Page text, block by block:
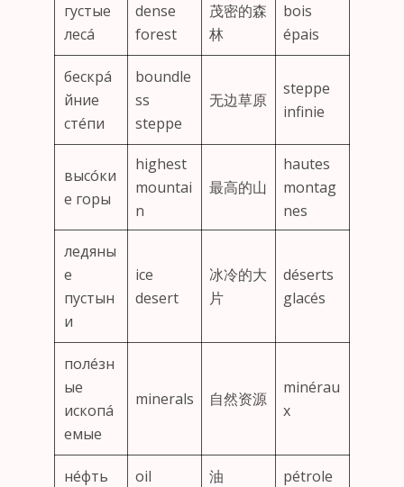
густые
лесá
dense
forest
茂密的森
林
bois
épais
бескрá
йние
стéпи
boundle
ss
steppe
无边草原
steppe
infinie
высóки
е горы
highest
mountai
n
最高的山
hautes
montag
nes
ледяны
е
пустын
и
ice
desert
冰冷的大
片
déserts
glacés
полéзн
ые
ископá
емые
minerals 自然资源
minérau
x
нéфть oil 油 pétrole